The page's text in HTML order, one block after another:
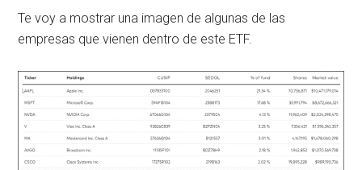
Te voy a mostrar una imagen de algunas de las
empresas que vienen dentro de este ETF.